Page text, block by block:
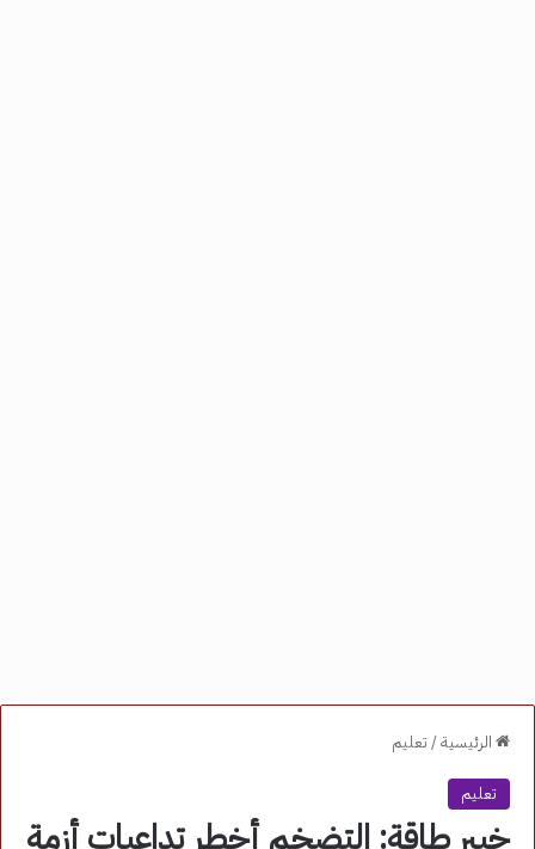
الرئيسية/ تعليم
تعليم
خبير طاقة: التضخم أخطر تداعيات أزمة